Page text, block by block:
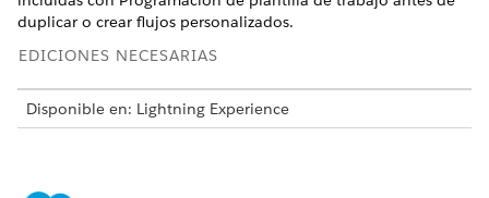
duplicar o crear flujos personalizados.
EDICIONES NECESARIAS
Disponible en: Lightning Experience